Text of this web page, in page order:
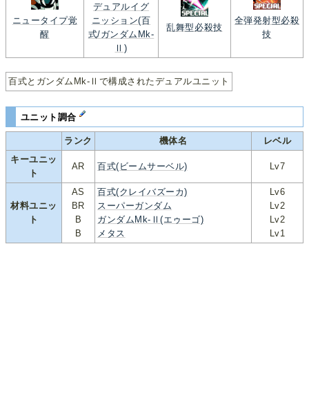
ニュータイプ覚
醒
デュアルイグ
ニッション(百
式/ガンダムMk-
Ⅱ)
乱舞型必殺技
全弾発射型必殺
技
百式とガンダムMk-Ⅱで構成されたデュアルユニット
ユニット調合
ランク 機体名
レベル
キーユニッ
ト
AR 百式(ビームサーベル) Lv7
材料ユニッ
ト
AS
BR
B
B
百式(クレイバズーカ)
スーパーガンダム
ガンダムMk-Ⅱ(エゥーゴ)
メタス
Lv6
Lv2
Lv2
Lv1